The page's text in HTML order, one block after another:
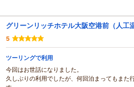
グリーンリッチホテル大阪空港前（人工
5
ツーリングで利用
今回はお世話になりました。
久しぶりの利用でしたが、何回泊まってもまた